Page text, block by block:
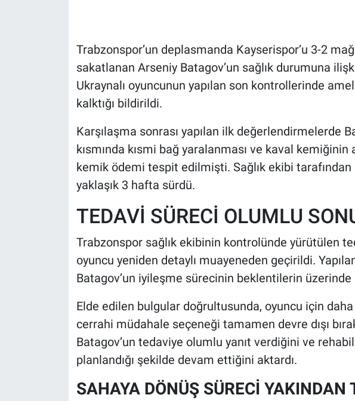
Trabzonspor’un deplasmanda Kayserispor’u 3-2
sakatlanan Arseniy Batagov’un sağlık durumuna
Ukraynalı oyuncunun yapılan son kontrollerinde
kalktığı bildirildi.
Karşılaşma sonrası yapılan ilk değerlendirmelerde
kısmında kısmi bağ yaralanması ve kaval kemiğinin
kemik ödemi tespit edilmişti. Sağlık ekibi
yaklaşık 3 hafta sürdü.
TEDAVİ SÜRECİ OLUMLU
Trabzonspor sağlık ekibinin kontrolünde yürütülen
oyuncu yeniden detaylı muayeneden geçirildi.
Batagov’un iyileşme sürecinin beklentilerin
Elde edilen bulgular doğrultusunda, oyuncu için
cerrahi müdahale seçeneği tamamen devre dışı
Batagov’un tedaviye olumlu yanıt verdiğini ve
planlandığı şekilde devam ettiğini aktardı.
SAHAYA DÖNÜŞ SÜRECİ YAKINDAN
Bilim, Teknoloji